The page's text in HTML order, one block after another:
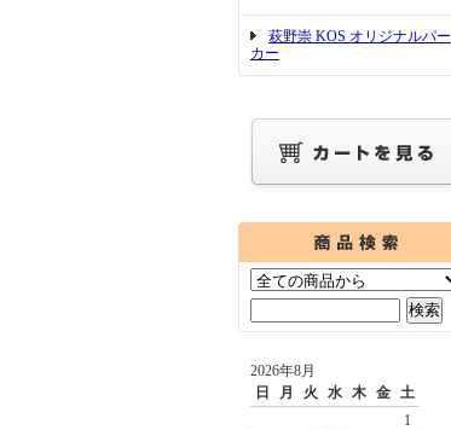
萩野崇 KOS オリジナルパー
カー
2026年8月
日
月 火 水 木 金 土
1